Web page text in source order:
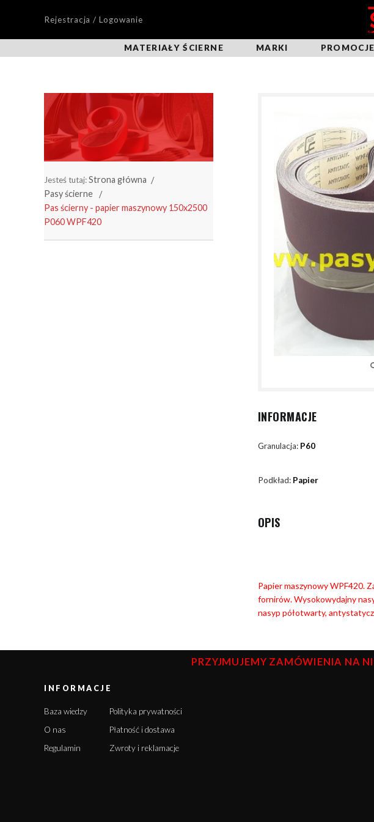
Rejestracja / Logowanie
MATERIAŁY ŚCIERNE MARKI
Jesteś tutaj:Strona główna
Pasy ścierne
Pas ścierny - papier maszynowy 150x2500
P060 WPF420
INFORMACJE
Granulacja: P60
Podkład: Papier
OPIS
Papier maszynowy WPF420.
fornirów. Wysokowydajny
nasyp półotwarty,
PRZYJMUJEMY ZAMÓWIENIA NA
INFORMACJE
Baza wiedzy
O nas
Regulamin
Polityka prywatności
Płatność i dostawa
Zwroty i reklamacje